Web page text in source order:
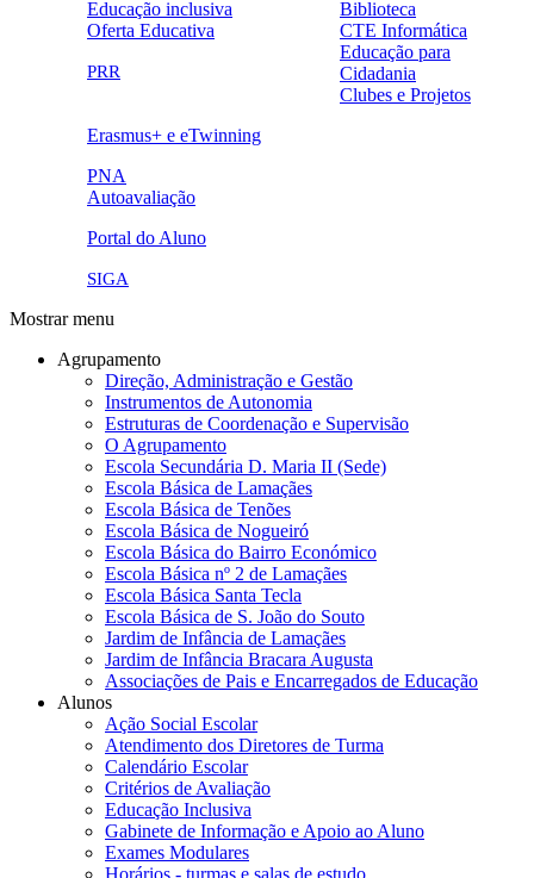
ensinoinclusivo.png
Educação inclusiva
link1.png
Biblioteca
oferta_edu.png
Oferta Educativa
cte2.png
CTE Informática
selo_importancia_estrategica.png
PRR
logo_epc_2.png
Educação para
Cidadania
Clubes e Projetos
ue.png.png
Erasmus+ e eTwinning
pna.png
PNA
eye-42848_640.png
Autoavaliação
link4.png
Portal do Aluno
SIGA
Mostrar menu
Agrupamento
Direção, Administração e Gestão
Instrumentos de Autonomia
Estruturas de Coordenação e Supervisão
O Agrupamento
Escola Secundária D. Maria II (Sede)
Escola Básica de Lamaçães
Escola Básica de Tenões
Escola Básica de Nogueiró
Escola Básica do Bairro Económico
Escola Básica nº 2 de Lamaçães
Escola Básica Santa Tecla
Escola Básica de S. João do Souto
Jardim de Infância de Lamaçães
Jardim de Infância Bracara Augusta
Associações de Pais e Encarregados de Educação
Alunos
Ação Social Escolar
Atendimento dos Diretores de Turma
Calendário Escolar
Critérios de Avaliação
Educação Inclusiva
Gabinete de Informação e Apoio ao Aluno
Exames Modulares